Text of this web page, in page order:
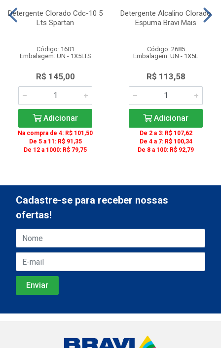
Detergente Clorado Cdc-10 5
Lts Spartan
Código: 1601
Embalagem: UN - 1X5LTS
R$ 145,00
Adicionar
Na compra de 4: R$ 101,50
De 5 a 11: R$ 91,35
De 12 a 1000: R$ 79,75
Detergente Alcalino Clorado
Espuma Bravi Mais
Código: 2685
Embalagem: UN - 1X5L
R$ 113,58
Adicionar
De 2 a 3: R$ 107,62
De 4 a 7: R$ 100,34
De 8 a 100: R$ 92,79
Cadastre-se para receber nossas
ofertas!